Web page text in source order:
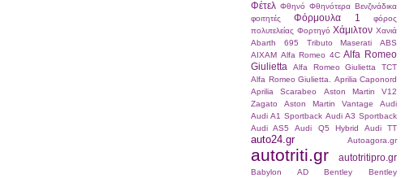
Φέτελ Φθηνό Φθηνότερα Βενζινάδικα
φοιτητές
Φόρμουλα 1
φόρος
πολυτελείας Φορτηγό Χάμιλτον Χανιά
Abarth 695 Tributo Maserati
ABS
AIXAM Alfa Romeo 4C Alfa Romeo
Giulietta
Alfa Romeo Giulietta TCT
Alfa Romeo Giulietta.
Aprilia Caponord
Aprilia Scarabeo
Aston Martin V12
Zagato
Aston Martin Vantage
Audi
Audi A1 Sportback Audi A3 Sportback
Audi AS5
Audi Q5 Hybrid Audi TT
auto24.gr Autoagora.gr
autotriti.gr autotritipro.gr
Babylon AD Bentley
Bentley